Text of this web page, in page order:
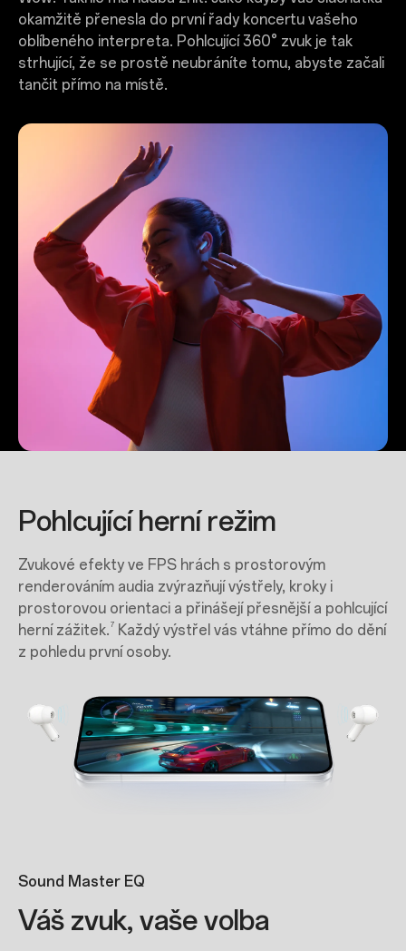
okamžitě přenesla do první řady koncertu vašeho
oblíbeného interpreta. Pohlcující 360° zvuk je tak
strhující, že se prostě neubráníte tomu, abyste začali
tančit přímo na místě.
Pohlcující herní režim
Zvukové efekty ve FPS hrách s prostorovým
renderováním audia zvýrazňují výstřely, kroky i
prostorovou orientaci a přinášejí přesnější a pohlcující
herní zážitek. 7
Každý výstřel vás vtáhne přímo do dění
z pohledu první osoby.
Sound Master EQ
Váš zvuk, vaše volba